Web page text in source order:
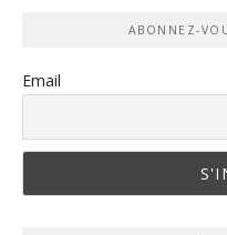
ABONNEZ-
Email